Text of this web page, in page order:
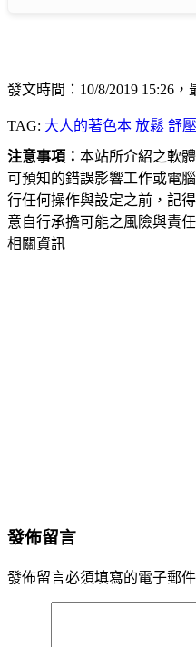
發文時間：10/8/2019 15:26，
TAG: 大人的著色本 放鬆 舒壓
注意事項： 本站所介紹之軟
可預知的錯誤影響工作或電
行任何操作與設定之前，記
意自行承擔可能之風險與責任
相關資訊
發佈留言
發佈留言必須填寫的電子郵